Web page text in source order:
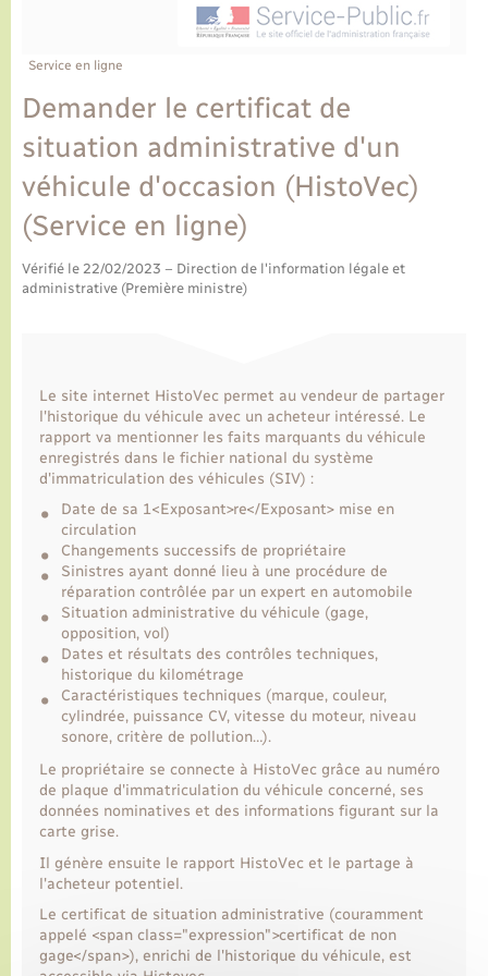
Bulletins d'informations communales
Le personnel municipal
Comment venir à Lyons-la-Forêt
Plan interactif
Présentation de la commune
L’intercommunalité
Enfants – Jeunes
Social
Aide à domicile
Etat-civil - Papiers - Citoyenneté
Recensement
Logement - Urbanisme
Loisirs
Marchés de Lyons-la-Forêt
Nouvel habitant
Organisation d’événement
Seniors
Transports
Voirie et espace public
Travaux - Autorisation d’occupation de l’espace
Service en ligne
Demander le certificat de
situation administrative d'un
véhicule d'occasion (HistoVec)
(Service en ligne)
Vérifié le 22/02/2023 – Direction de l'information légale et
administrative (Première ministre)
Le site internet HistoVec permet au vendeur de partager
l'historique du véhicule avec un acheteur intéressé. Le
rapport va mentionner les faits marquants du véhicule
enregistrés dans le fichier national du système
d'immatriculation des véhicules (SIV) :
Date de sa 1<Exposant>re</Exposant> mise en
circulation
Changements successifs de propriétaire
Sinistres ayant donné lieu à une procédure de
réparation contrôlée par un expert en automobile
Situation administrative du véhicule (gage,
opposition, vol)
Dates et résultats des contrôles techniques,
historique du kilométrage
Caractéristiques techniques (marque, couleur,
cylindrée, puissance CV, vitesse du moteur, niveau
sonore, critère de pollution…).
Le propriétaire se connecte à HistoVec grâce au numéro
de plaque d'immatriculation du véhicule concerné, ses
données nominatives et des informations figurant sur la
carte grise.
Il génère ensuite le rapport HistoVec et le partage à
l'acheteur potentiel.
Le certificat de situation administrative (couramment
appelé <span class="expression">certificat de non
gage</span>), enrichi de l'historique du véhicule, est